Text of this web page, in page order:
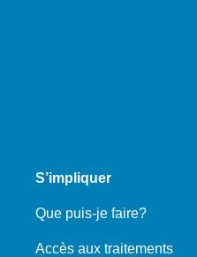
S’impliquer
Que puis-je faire?
Accès aux traitements